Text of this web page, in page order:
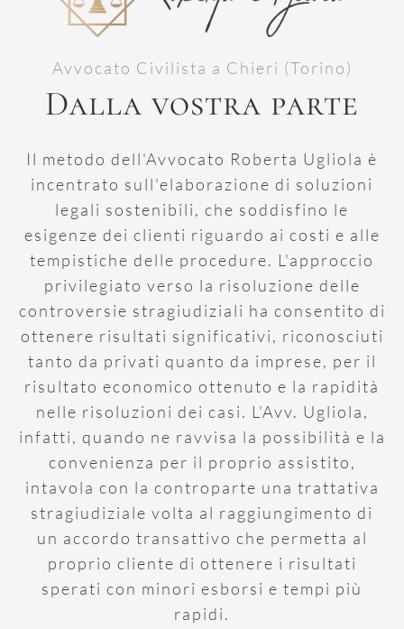
Avvocato Civilista a Chieri (Torino)
Dalla vostra parte
Il metodo dell'Avvocato Roberta Ugliola è
incentrato sull'elaborazione di soluzioni
legali sostenibili, che soddisfino le
esigenze dei clienti riguardo ai costi e alle
tempistiche delle procedure. L'approccio
privilegiato verso la risoluzione delle
controversie stragiudiziali ha consentito di
ottenere risultati significativi, riconosciuti
tanto da privati quanto da imprese, per il
risultato economico ottenuto e la rapidità
nelle risoluzioni dei casi. L’Avv. Ugliola,
infatti, quando ne ravvisa la possibilità e la
convenienza per il proprio assistito,
intavola con la controparte una trattativa
stragiudiziale volta al raggiungimento di
un accordo transattivo che permetta al
proprio cliente di ottenere i risultati
sperati con minori esborsi e tempi più
rapidi.